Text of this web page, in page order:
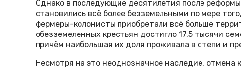
Однако в последующие десятилетия после
становились всё более безземельными по мере
фермеры-колонисты приобретали всё больше
обезземеленных крестьян достигло 17,5 тысячи
причём наибольшая их доля проживала в степи и
Несмотря на это неоднозначное наследие, отмена